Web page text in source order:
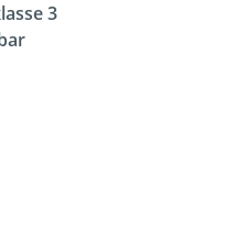
3